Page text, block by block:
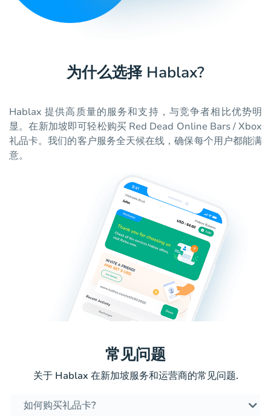
为什么选择 Hablax?
Hablax 提供高质量的服务和支持，与竞争者相比优势明
显。在新加坡即可轻松购买 Red Dead Online Bars / Xbox
礼品卡。我们的客户服务全天候在线，确保每个用户都能满
意。
常见问题
关于 Hablax 在新加坡服务和运营商的常见问题.
如何购买礼品卡?